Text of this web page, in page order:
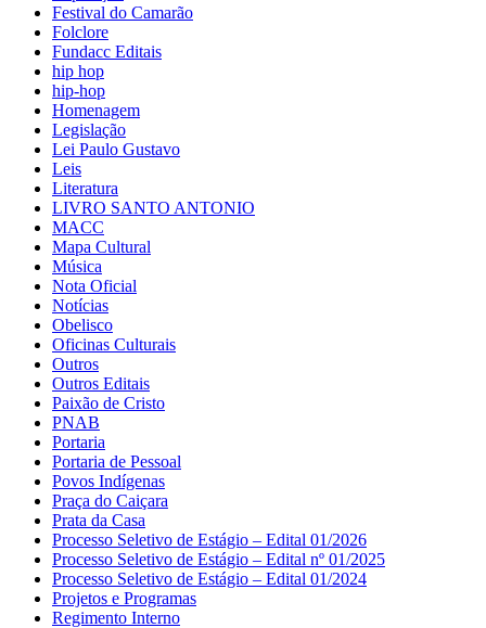
Festival do Camarão
Folclore
Fundacc Editais
hip hop
hip-hop
Homenagem
Legislação
Lei Paulo Gustavo
Leis
Literatura
LIVRO SANTO ANTONIO
MACC
Mapa Cultural
Música
Nota Oficial
Notícias
Obelisco
Oficinas Culturais
Outros
Outros Editais
Paixão de Cristo
PNAB
Portaria
Portaria de Pessoal
Povos Indígenas
Praça do Caiçara
Prata da Casa
Processo Seletivo de Estágio – Edital 01/2026
Processo Seletivo de Estágio – Edital nº 01/2025
Processo Seletivo de Estágio – Edital 01/2024
Projetos e Programas
Regimento Interno